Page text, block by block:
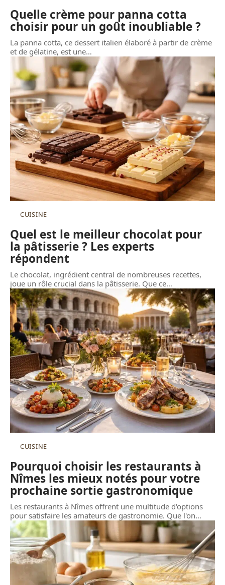
Quelle crème pour panna cotta
choisir pour un goût inoubliable ?
La panna cotta, ce dessert italien élaboré à partir de crème
et de gélatine, est une…
CUISINE
Quel est le meilleur chocolat pour
la pâtisserie ? Les experts
répondent
Le chocolat, ingrédient central de nombreuses recettes,
joue un rôle crucial dans la pâtisserie. Que ce…
CUISINE
Pourquoi choisir les restaurants à
Nîmes les mieux notés pour votre
prochaine sortie gastronomique
Les restaurants à Nîmes offrent une multitude d'options
pour satisfaire les amateurs de gastronomie. Que l'on…